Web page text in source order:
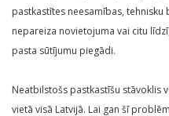
pastkastītes neesamības,
nepareiza novietojuma vai citu
pasta sūtījumu piegādi.
Neatbilstošs pastkastīšu stāvoklis
vietā visā Latvijā. Lai gan šī